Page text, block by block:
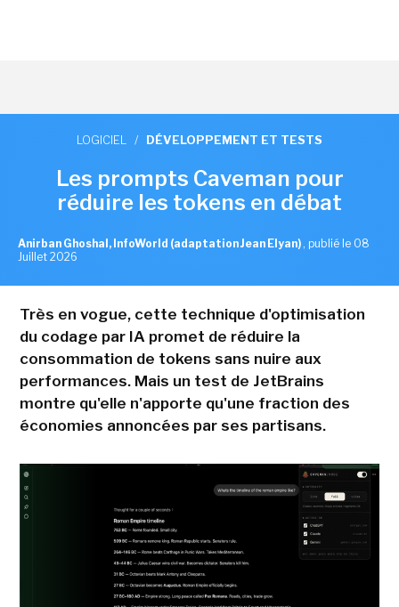
LOGICIEL / DÉVELOPPEMENT ET TESTS
Les prompts Caveman pour
réduire les tokens en débat
Anirban Ghoshal, InfoWorld (adaptation Jean Elyan) , publié le 08
Juillet 2026
Très en vogue, cette technique d'optimisation
du codage par IA promet de réduire la
consommation de tokens sans nuire aux
performances. Mais un test de JetBrains
montre qu'elle n'apporte qu'une fraction des
économies annoncées par ses partisans.